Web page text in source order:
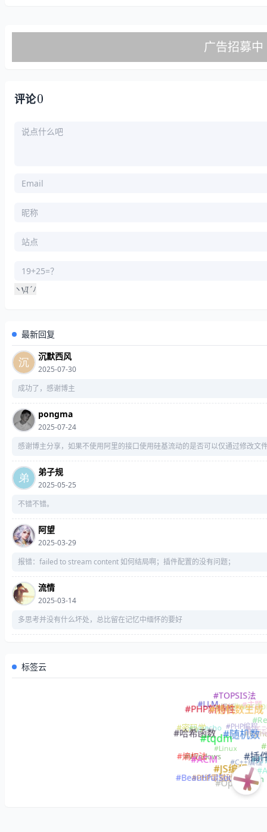
评论0
ヽ
´
ﾉ
最新回复
沉默西风
2025-07-30
成功了，感谢博主
pongma
2025-07-24
感谢博主分享，如果不使用阿里的接口使用硅基流动的是否可以仅通过修改文
弟子规
2025-05-25
不错不错。
阿望
2025-03-29
报错：failed to stream content 如何结局啊；插件配置的没有问题；
流情
2025-03-14
多思考并没有什么坏处，总比留在记忆中缅怀的要好
标签云
#C++编程
#Linux
#PHP编程
#力
#Python
#PHP零基础入门
#Windows
#typecho
#模板 #主题
#OpenPyxl
#BeautifulSoup4
#熵权法
#密码学
#LLM
#TOPSIS法
#活
#插
#JS编程
#ACM
#哈希函数
#PHP新特性#随机数生成
#随机数
#tqdm